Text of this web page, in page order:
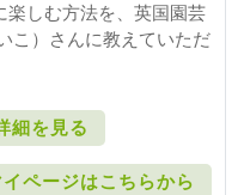
楽しむ方法を、英国園芸
こ）さんに教えていただ
細を見る
ページはこちらから